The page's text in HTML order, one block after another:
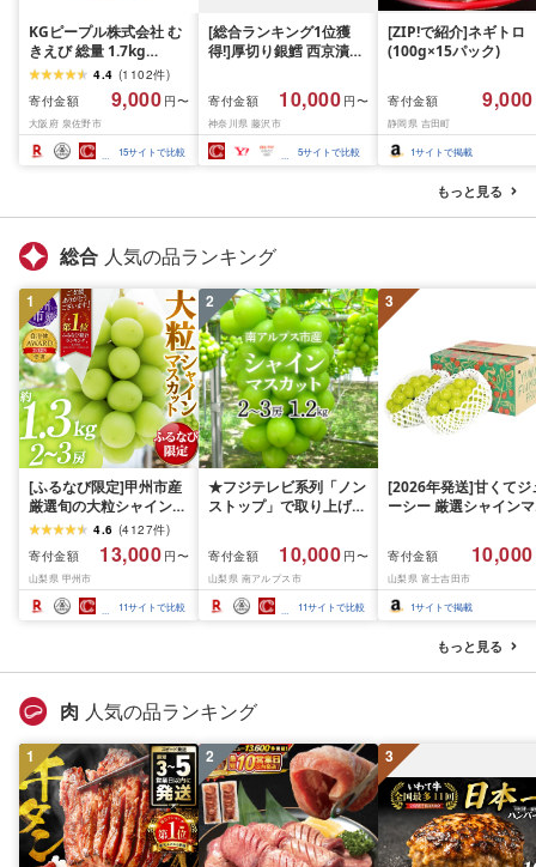
KGピープル株式会社 む
きえび 総量 1.7kg
(850g×2P) 特大 5Lサイ
ズ バナメイエビ バラ凍
結 下処理不要 サイズ不
揃い 訳あり
4.4 (1102件)
寄付金額
9,000 円〜
大阪府 泉佐野市
15サイトで比較
[総合ランキング1位獲
得!]厚切り銀鱈 西京漬け
約 1,000g (約 100g × 10
切) 西京味噌 西京みそ 味
噌漬け みそ 味噌 鮮魚 魚
介 銀だら 銀ダラ ギンダ
ラ ぎんだら 鱈 タラ 魚
漬魚 新鮮 小分け 人気返
酒のあて 家計応援
南 藤沢
寄付金額 10,000 円〜
神奈川県 藤沢市
5サイトで比較
[ZIP!で紹介]ネギトロ
(100g×15パック)
寄付金額 9,000
静岡県 吉田町
1サイトで掲載
もっと見る
総合 人気の品ランキング
1
[ふるなび限定]甲州市産
厳選旬の大粒シャインマ
スカット 約1.3kg 2〜3
房[2026年発送]
(MG)B12-472 FN-
Limited-VO シャインマ
スカット フルーツ
4.6 (4127件)
寄付金額
13,000 円〜
山梨県 甲州市
11サイトで比較
2
★フジテレビ系列「ノン
ストップ」で取り上げら
先行予約]南アルプス市
産シャインマスカット
1.2kg以上(2〜3房)ふる
さと納税 おすすめ 山梨
県 南アルプス市 送料無
寄付金額 10,000 円〜
山梨県 南アルプス市
11サイトで比較
3
[2026年発送]甘くてジ
ーシー 厳選シャインマ
月前半(1〜15日)から
月下旬までの発送) フ
ーツ ぶどう 果物 山梨
産 2026 旬 大粒 高級
寄付金額 10,000
山梨県 富士吉田市
1サイトで掲載
もっと見る
肉 人気の品ランキング
1 2 3